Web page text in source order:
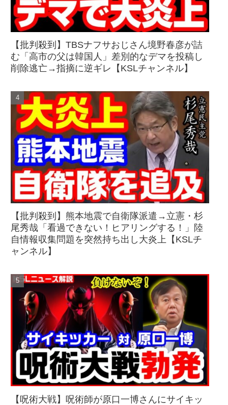
【批判殺到】TBSナフサおじさん境野春彦が詰
む「高市の父は韓国人」差別的なデマを投稿し
削除逃亡→指摘に逆ギレ【KSLチャンネル】
【批判殺到】熊本地震で自衛隊派遣→立憲・杉
尾秀哉「看過できない！ヒアリングする！」陸
自情報収集問題を突然持ち出し大炎上【KSLチ
ャンネル】
【呪術大戦】呪術師が原口一博さんにサイキッ